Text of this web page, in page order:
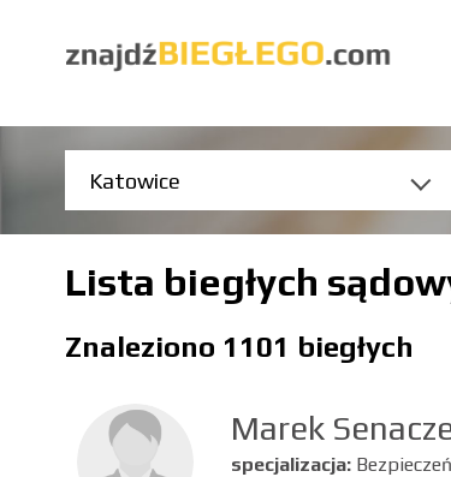
Lista biegłych
Znaleziono 1101 biegłych
Marek
specjalizacja: